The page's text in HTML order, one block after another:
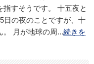
すそうです。 十五夜と
日の夜のことですが、十
。 月が地球の周...続きを